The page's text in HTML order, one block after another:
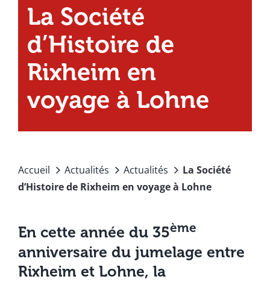
La Société
d’Histoire de
Rixheim en
voyage à Lohne
Accueil Actualités Actualités
La Société
d’Histoire de Rixheim en voyage à Lohne
En cette année du 35ème
anniversaire du jumelage entre
Rixheim et Lohne, la